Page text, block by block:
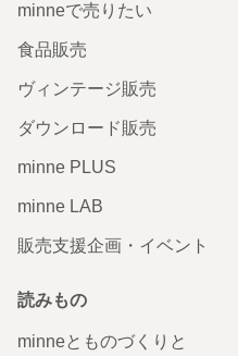
minneで売りたい
食品販売
ヴィンテージ販売
ダウンロード販売
minne PLUS
minne LAB
販売支援企画・イベント
読みもの
minneとものづくりと